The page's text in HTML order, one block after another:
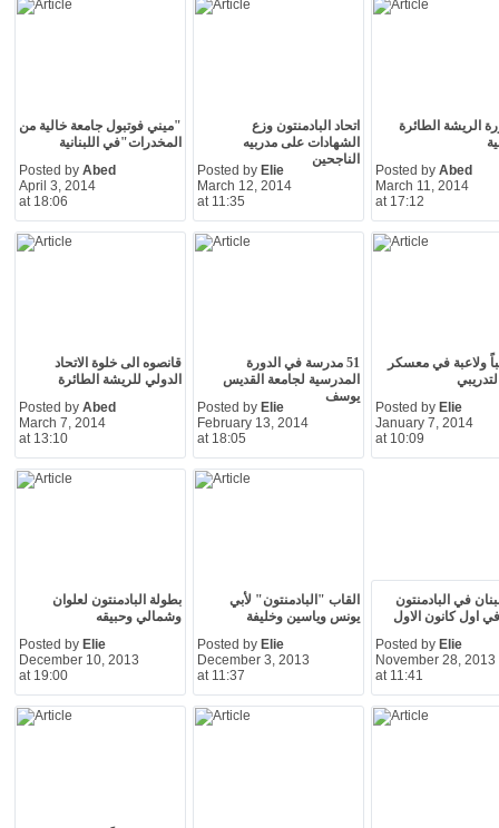
"ميني فوتبول جامعة خالية من
المخدرات"في اللبنانية
Posted by Abed
April 3, 2014
at 18:06
اتحاد البادمنتون وزع
الشهادات على مدربيه
الناجحين
Posted by Elie
March 12, 2014
at 11:35
الريشة الطائرة
Posted by Abed
March 11, 2014
at 17:12
قانصوه الى خلوة الاتحاد
الدولي للريشة الطائرة
Posted by Abed
March 7, 2014
at 13:10
51 مدرسة في الدورة
المدرسية لجامعة القديس
يوسف
Posted by Elie
February 13, 2014
at 18:05
ولاعبة في معسكر
Posted by Elie
January 7, 2014
at 10:09
بطولة البادمنتون لعلوان
وشمالي وحبيقه
Posted by Elie
December 10, 2013
at 19:00
القاب "البادمنتون" لأبي
يونس وياسين وخليفة
Posted by Elie
December 3, 2013
at 11:37
في البادمنتون
اول كانون الاول
Posted by Elie
November 28, 2013
at 11:41